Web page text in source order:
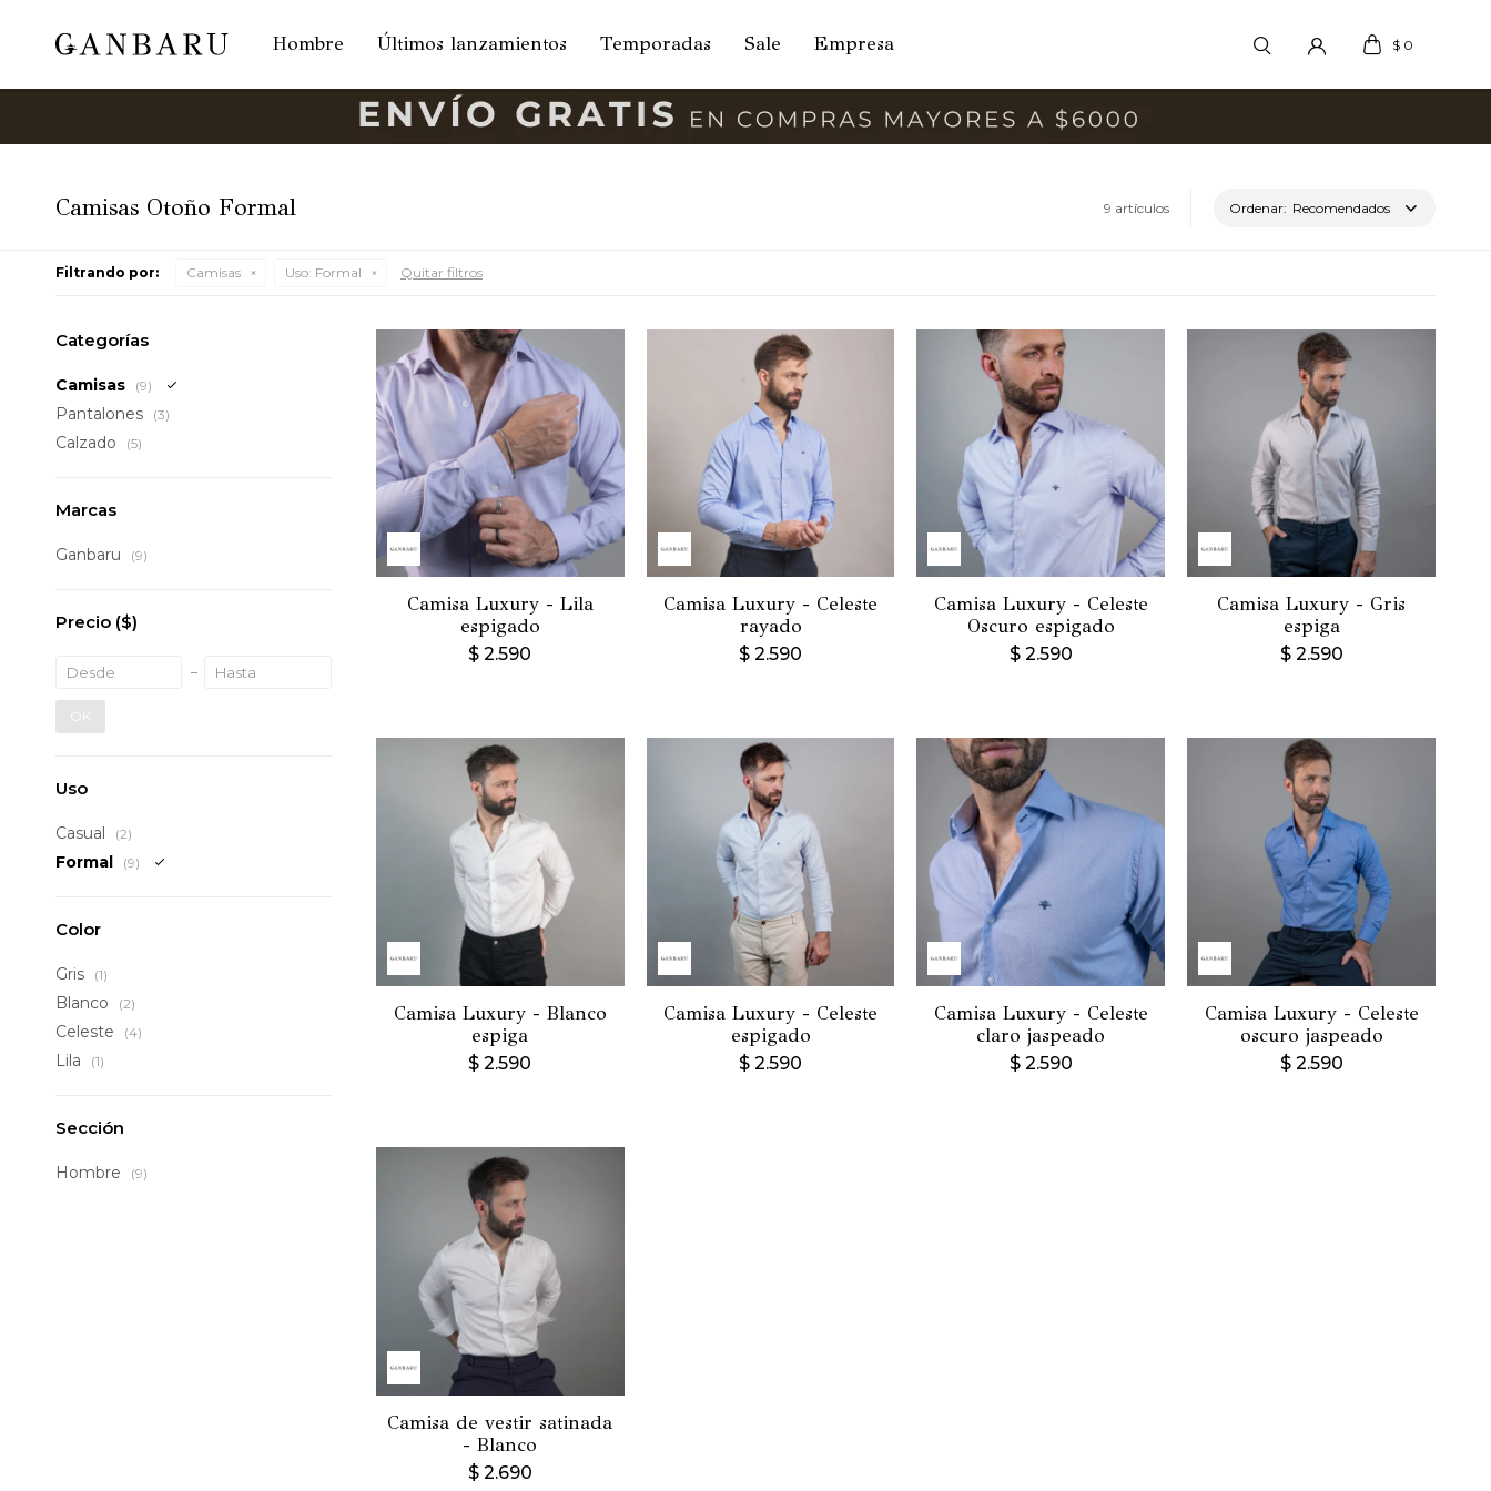
Hombre Últimos lanzamientos Temporadas Sale Empresa $ 0
Camisas Otoño Formal 9 artículos Recomendados
Filtrando por: Camisas Uso: Formal Quitar filtros
Camisa Luxury - Lila
espigado
$ 2.590
Camisa Luxury - Celeste
rayado
$ 2.590
Camisa Luxury - Celeste
Oscuro espigado
$ 2.590
Camisa Luxury - Gris
espiga
$ 2.590
Camisa Luxury - Blanco
espiga
$ 2.590
Camisa Luxury - Celeste
espigado
$ 2.590
Camisa Luxury - Celeste
claro jaspeado
$ 2.590
Camisa Luxury - Celeste
oscuro jaspeado
$ 2.590
Camisa de vestir satinada
- Blanco
$ 2.690
Categorías
Camisas (9)
Pantalones (3)
Calzado (5)
Marcas
Ganbaru (9)
Precio ($)
OK
Uso
Casual (2)
Formal (9)
Color
Gris (1)
Blanco (2)
Celeste (4)
Lila (1)
Sección
Hombre (9)